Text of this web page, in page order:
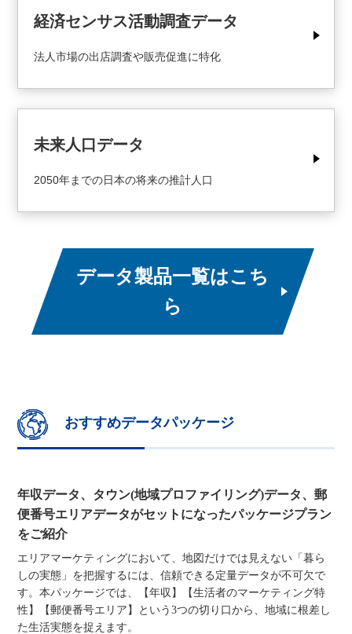
経済センサス活動調査データ
法人市場の出店調査や販売促進に特化
未来人口データ
2050年までの日本の将来の推計人口
データ製品一覧はこち
ら
おすすめデータパッケージ
年収データ、タウン(地域プロファイリング)データ、郵
便番号エリアデータがセットになったパッケージプラン
をご紹介
エリアマーケティングにおいて、地図だけでは見えない「暮ら
しの実態」を把握するには、信頼できる定量データが不可欠で
す。本パッケージでは、【年収】【生活者のマーケティング特
性】【郵便番号エリア】という3つの切り口から、地域に根差し
た生活実態を捉えます。